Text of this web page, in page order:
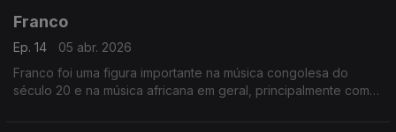
Franco
Ep. 14
05 abr. 2026
Franco foi uma figura importante na música congolesa do
século 20 e na música africana em geral, principalmente como